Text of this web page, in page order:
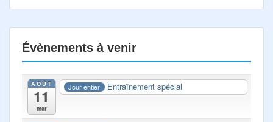
Évènements à venir
AOÛT
11
mar
Jour entier Entraînement spécial